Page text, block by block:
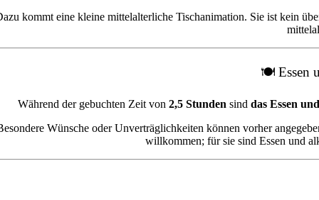
kommt eine kleine mittelalterliche Tischanimation. Sie ist kein
🍽️ Essen
Während der gebuchten Zeit von 2,5 Stunden sind das Essen
Wünsche oder Unverträglichkeiten können vorher
willkommen; für sie sind Essen und